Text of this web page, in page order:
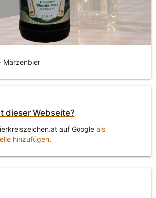
Märzenbier
dieser Webseite?
auf Google als
hinzufügen.